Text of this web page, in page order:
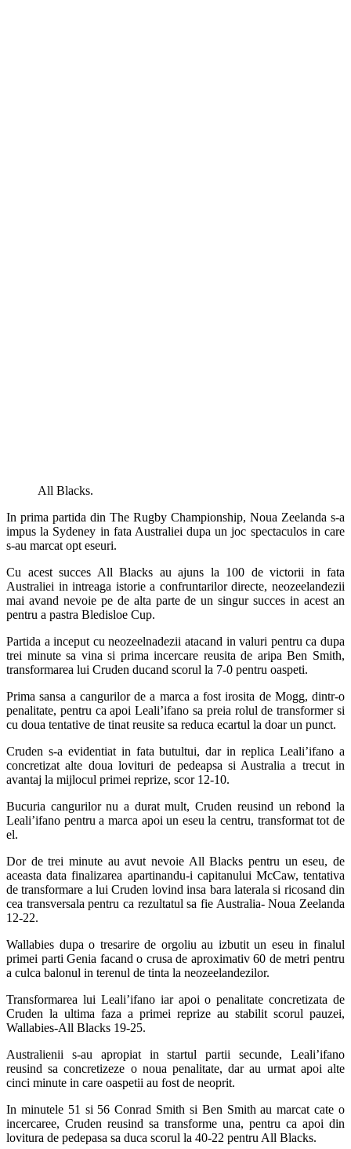
All Blacks.
In prima partida din The Rugby Championship, Noua Zeelanda s-a
impus la Sydeney in fata Australiei dupa un joc spectaculos in care
s-au marcat opt eseuri.
Cu acest succes All Blacks au ajuns la 100 de victorii in fata
Australiei in intreaga istorie a confruntarilor directe, neozeelandezii
mai avand nevoie pe de alta parte de un singur succes in acest an
pentru a pastra Bledisloe Cup.
Partida a inceput cu neozeelnadezii atacand in valuri pentru ca dupa
trei minute sa vina si prima incercare reusita de aripa Ben Smith,
transformarea lui Cruden ducand scorul la 7-0 pentru oaspeti.
Prima sansa a cangurilor de a marca a fost irosita de Mogg, dintr-o
penalitate, pentru ca apoi Leali’ifano sa preia rolul de transformer si
cu doua tentative de tinat reusite sa reduca ecartul la doar un punct.
Cruden s-a evidentiat in fata butultui, dar in replica Leali’ifano a
concretizat alte doua lovituri de pedeapsa si Australia a trecut in
avantaj la mijlocul primei reprize, scor 12-10.
Bucuria cangurilor nu a durat mult, Cruden reusind un rebond la
Leali’ifano pentru a marca apoi un eseu la centru, transformat tot de
el.
Dor de trei minute au avut nevoie All Blacks pentru un eseu, de
aceasta data finalizarea apartinandu-i capitanului McCaw, tentativa
de transformare a lui Cruden lovind insa bara laterala si ricosand din
cea transversala pentru ca rezultatul sa fie Australia- Noua Zeelanda
12-22.
Wallabies dupa o tresarire de orgoliu au izbutit un eseu in finalul
primei parti Genia facand o crusa de aproximativ 60 de metri pentru
a culca balonul in terenul de tinta la neozeelandezilor.
Transformarea lui Leali’ifano iar apoi o penalitate concretizata de
Cruden la ultima faza a primei reprize au stabilit scorul pauzei,
Wallabies-All Blacks 19-25.
Australienii s-au apropiat in startul partii secunde, Leali’ifano
reusind sa concretizeze o noua penalitate, dar au urmat apoi alte
cinci minute in care oaspetii au fost de neoprit.
In minutele 51 si 56 Conrad Smith si Ben Smith au marcat cate o
incercaree, Cruden reusind sa transforme una, pentru ca apoi din
lovitura de pedepasa sa duca scorul la 40-22 pentru All Blacks.